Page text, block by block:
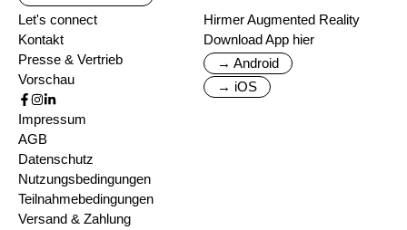
Let's connect
Kontakt
Presse & Vertrieb
Vorschau
Hirmer Augmented Reality
Download App hier
→ Android
→ iOS
Impressum
AGB
Datenschutz
Nutzungsbedingungen
Teilnahmebedingungen
Versand & Zahlung